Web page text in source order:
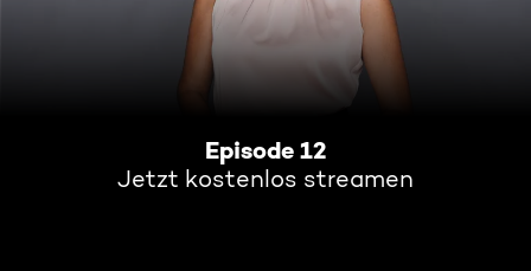
Episode 12
Jetzt kostenlos streamen